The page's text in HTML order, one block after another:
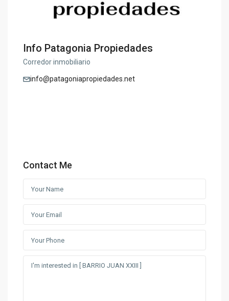
Info Patagonia Propiedades
Corredor inmobiliario
info@patagoniapropiedades.net
Contact Me